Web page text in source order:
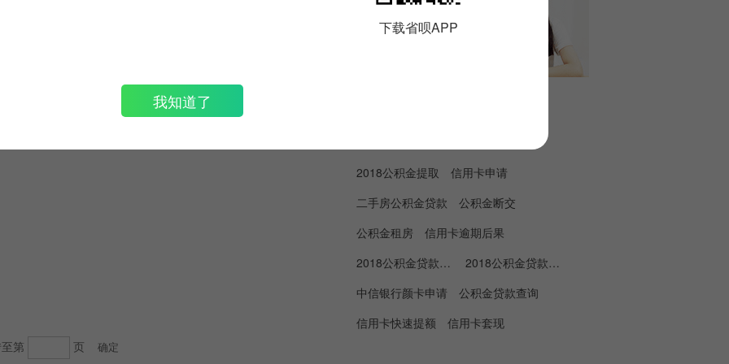
2018公积金提取
信用卡申请
二手房公积金贷款
公积金断交
公积金租房
信用卡逾期后果
2018公积金贷款买房
2018公积金贷款政策
中信银行颜卡申请
公积金贷款查询
信用卡快速提额
信用卡套现
第 页 确定
下载省呗APP
我知道了